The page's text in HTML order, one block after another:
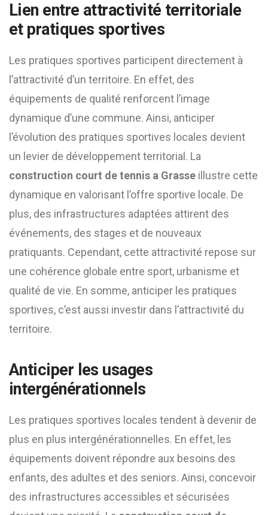
Lien entre attractivité territoriale
et pratiques sportives
Les pratiques sportives participent directement à
l’attractivité d’un territoire. En effet, des
équipements de qualité renforcent l’image
dynamique d’une commune. Ainsi, anticiper
l’évolution des pratiques sportives locales devient
un levier de développement territorial. La
construction court de tennis a Grasse illustre cette
dynamique en valorisant l’offre sportive locale. De
plus, des infrastructures adaptées attirent des
événements, des stages et de nouveaux
pratiquants. Cependant, cette attractivité repose sur
une cohérence globale entre sport, urbanisme et
qualité de vie. En somme, anticiper les pratiques
sportives, c’est aussi investir dans l’attractivité du
territoire.
Anticiper les usages
intergénérationnels
Les pratiques sportives locales tendent à devenir de
plus en plus intergénérationnelles. En effet, les
équipements doivent répondre aux besoins des
enfants, des adultes et des seniors. Ainsi, concevoir
des infrastructures accessibles et sécurisées